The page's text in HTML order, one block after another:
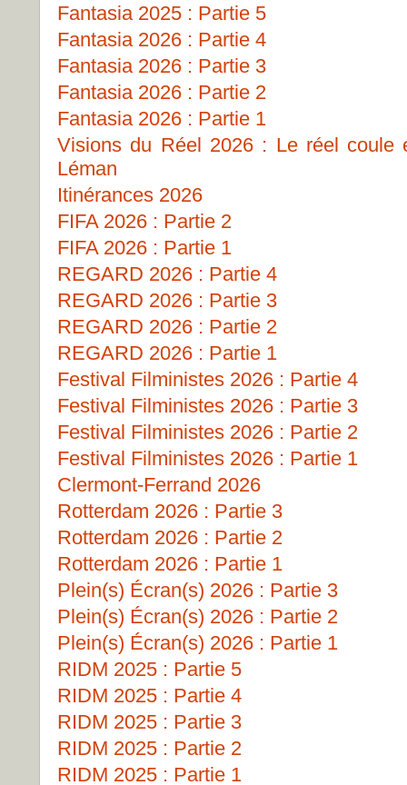
Fantasia 2025 : Partie 5
Fantasia 2026 : Partie 4
Fantasia 2026 : Partie 3
Fantasia 2026 : Partie 2
Fantasia 2026 : Partie 1
Visions du Réel 2026 : Le réel coule
Léman
Itinérances 2026
FIFA 2026 : Partie 2
FIFA 2026 : Partie 1
REGARD 2026 : Partie 4
REGARD 2026 : Partie 3
REGARD 2026 : Partie 2
REGARD 2026 : Partie 1
Festival Filministes 2026 : Partie 4
Festival Filministes 2026 : Partie 3
Festival Filministes 2026 : Partie 2
Festival Filministes 2026 : Partie 1
Clermont-Ferrand 2026
Rotterdam 2026 : Partie 3
Rotterdam 2026 : Partie 2
Rotterdam 2026 : Partie 1
Plein(s) Écran(s) 2026 : Partie 3
Plein(s) Écran(s) 2026 : Partie 2
Plein(s) Écran(s) 2026 : Partie 1
RIDM 2025 : Partie 5
RIDM 2025 : Partie 4
RIDM 2025 : Partie 3
RIDM 2025 : Partie 2
RIDM 2025 : Partie 1